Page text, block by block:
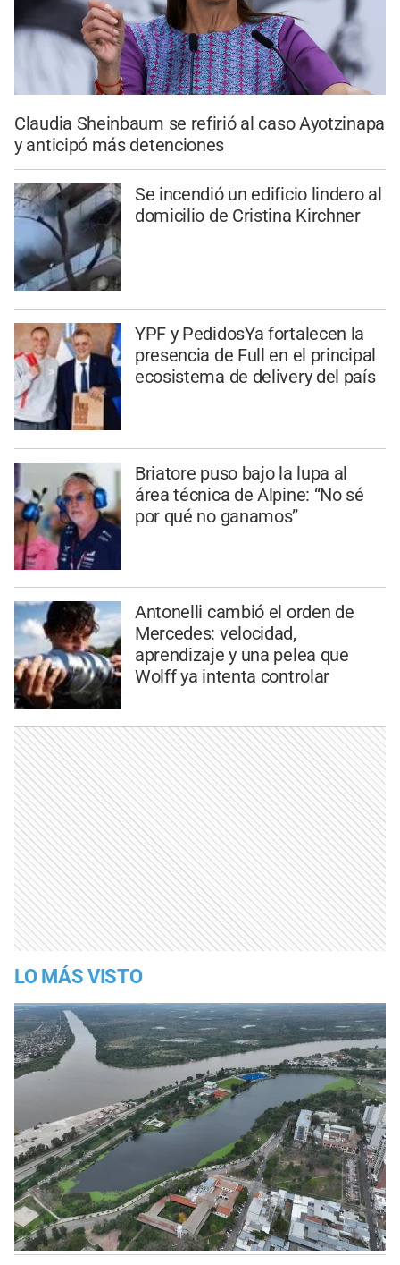
Claudia Sheinbaum se refirió al caso Ayotzinapa
y anticipó más detenciones
Se incendió un edificio lindero al
domicilio de Cristina Kirchner
YPF y PedidosYa fortalecen la
presencia de Full en el principal
ecosistema de delivery del país
Briatore puso bajo la lupa al
área técnica de Alpine: “No sé
por qué no ganamos”
Antonelli cambió el orden de
Mercedes: velocidad,
aprendizaje y una pelea que
Wolff ya intenta controlar
LO MÁS VISTO